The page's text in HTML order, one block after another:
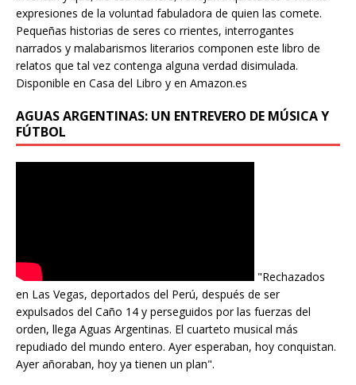
expresiones de la voluntad fabuladora de quien las comete.
Pequeñas historias de seres co rrientes, interrogantes
narrados y malabarismos literarios componen este libro de
relatos que tal vez contenga alguna verdad disimulada.
Disponible en Casa del Libro y en Amazon.es
AGUAS ARGENTINAS: UN ENTREVERO DE MÚSICA Y
FÚTBOL
"Rechazados
en Las Vegas, deportados del Perú, después de ser
expulsados del Caño 14 y perseguidos por las fuerzas del
orden, llega Aguas Argentinas. El cuarteto musical más
repudiado del mundo entero. Ayer esperaban, hoy conquistan.
Ayer añoraban, hoy ya tienen un plan".